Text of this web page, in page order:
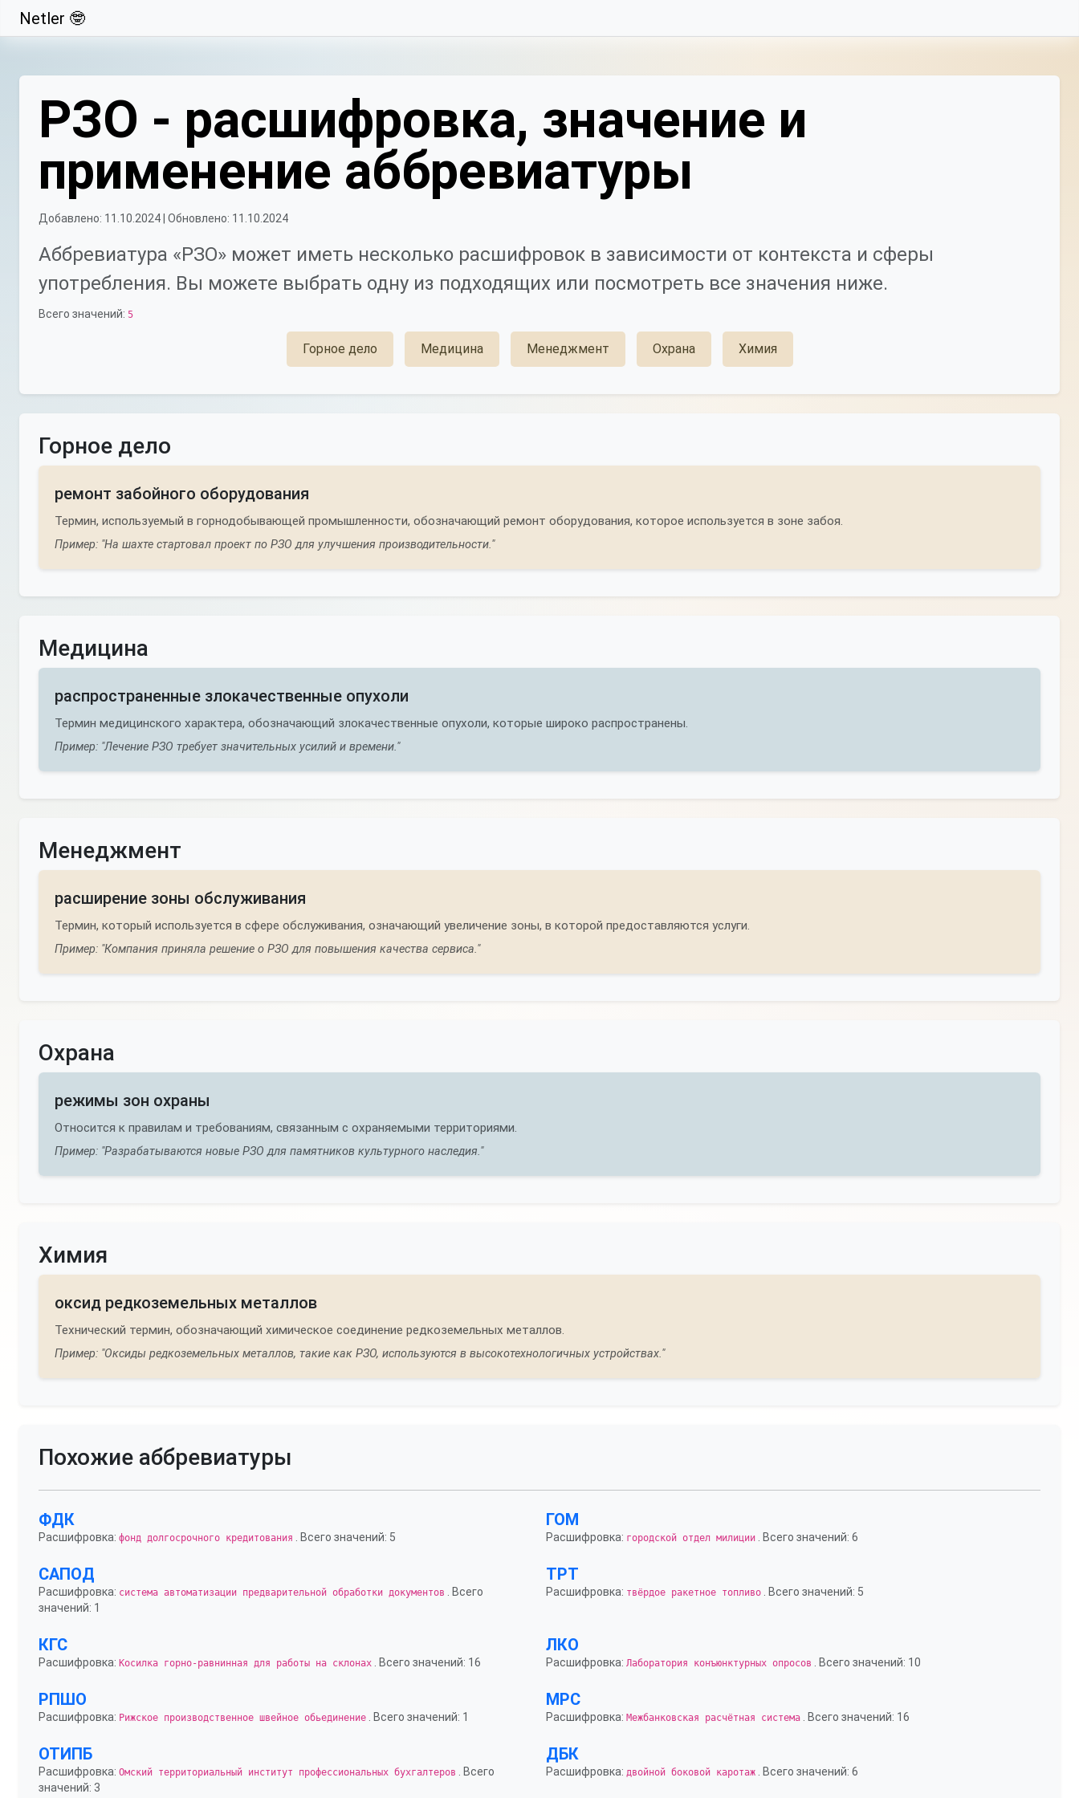
Свернуть
Netler 🤓
РЗО - расшифровка, значение и
применение аббревиатуры
Добавлено: 11.10.2024 | Обновлено: 11.10.2024
Аббревиатура «РЗО» может иметь несколько расшифровок в зависимости от контекста и сферы
употребления. Вы можете выбрать одну из подходящих или посмотреть все значения ниже.
Всего значений: 5
Горное дело Медицина Менеджмент Охрана Химия
Горное дело
ремонт забойного оборудования
Термин, используемый в горнодобывающей промышленности, обозначающий ремонт оборудования, которое используется в зоне забоя.
Пример: "На шахте стартовал проект по РЗО для улучшения производительности."
Медицина
распространенные злокачественные опухоли
Термин медицинского характера, обозначающий злокачественные опухоли, которые широко распространены.
Пример: "Лечение РЗО требует значительных усилий и времени."
Менеджмент
расширение зоны обслуживания
Термин, который используется в сфере обслуживания, означающий увеличение зоны, в которой предоставляются услуги.
Пример: "Компания приняла решение о РЗО для повышения качества сервиса."
Охрана
режимы зон охраны
Относится к правилам и требованиям, связанным с охраняемыми территориями.
Пример: "Разрабатываются новые РЗО для памятников культурного наследия."
Химия
оксид редкоземельных металлов
Технический термин, обозначающий химическое соединение редкоземельных металлов.
Пример: "Оксиды редкоземельных металлов, такие как РЗО, используются в высокотехнологичных устройствах."
Похожие аббревиатуры
ФДК
Расшифровка: фонд долгосрочного кредитования . Всего значений: 5
ГОМ
Расшифровка: городской отдел милиции . Всего значений: 6
САПОД
Расшифровка: система автоматизации предварительной обработки документов
. Всего
значений: 1
ТРТ
Расшифровка: твёрдое ракетное топливо . Всего значений: 5
КГС
Расшифровка: Косилка горно-равнинная для работы на склонах . Всего значений: 16
ЛКО
Расшифровка: Лаборатория конъюнктурных опросов . Всего значений: 10
РПШО
Расшифровка: Рижское производственное швейное обьединение . Всего значений: 1
МРС
Расшифровка: Межбанковская расчётная система . Всего значений: 16
ОТИПБ
Расшифровка: Омский территориальный институт профессиональных бухгалтеров
. Всего
значений: 3
ДБК
Расшифровка: двойной боковой каротаж . Всего значений: 6